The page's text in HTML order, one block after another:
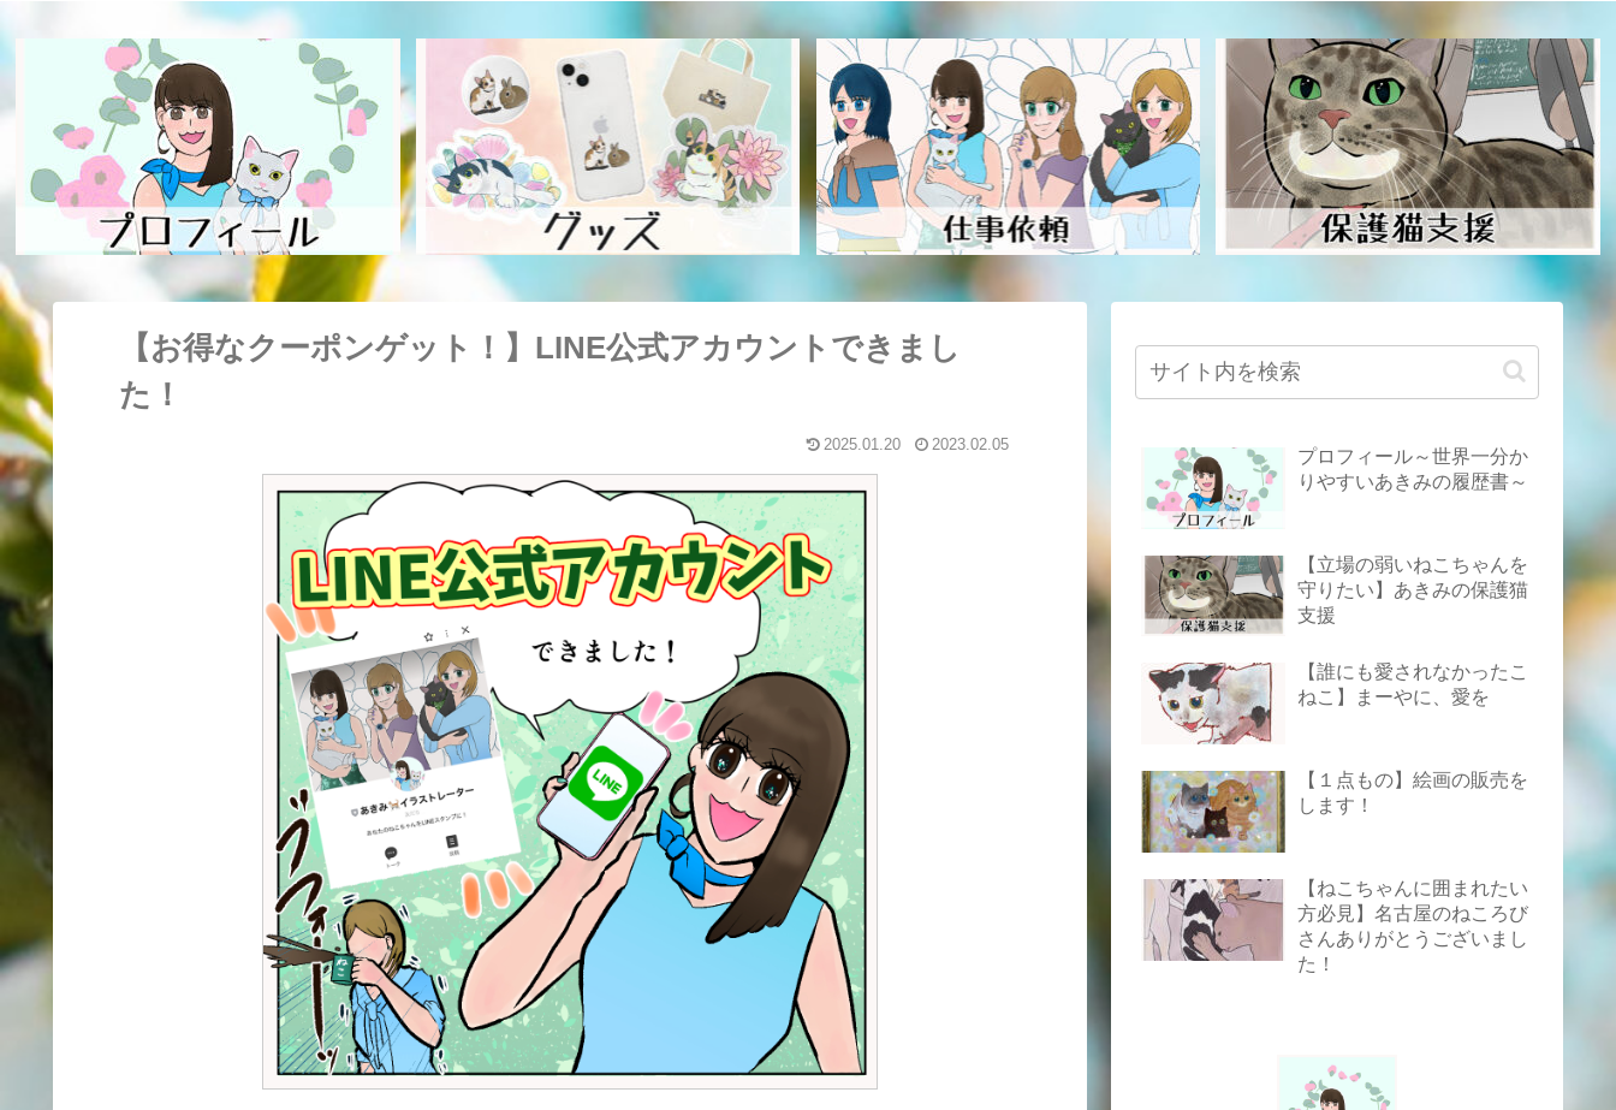
【お得なクーポンゲット！】LINE公式アカウントできまし
た！
2025.01.20 2023.02.05
プロフィール～世界一分か
りやすいあきみの履歴書～
【立場の弱いねこちゃんを
守りたい】あきみの保護猫
支援
【誰にも愛されなかったこ
ねこ】まーやに、愛を
【１点もの】絵画の販売を
します！
【ねこちゃんに囲まれたい
方必見】名古屋のねころび
さんありがとうございまし
た！